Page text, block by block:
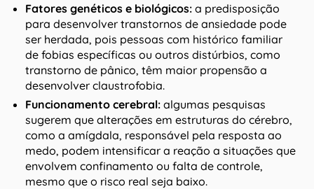
Fatores genéticos e biológicos: a predisposição
para desenvolver transtornos de ansiedade pode
ser herdada, pois pessoas com histórico familiar
de fobias específicas ou outros distúrbios, como
transtorno de pânico, têm maior propensão a
desenvolver claustrofobia.
Funcionamento cerebral: algumas pesquisas
sugerem que alterações em estruturas do cérebro,
como a amígdala, responsável pela resposta ao
medo, podem intensificar a reação a situações que
envolvem confinamento ou falta de controle,
mesmo que o risco real seja baixo.